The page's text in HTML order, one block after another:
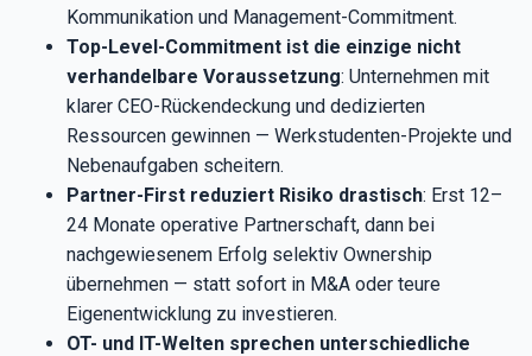
Kommunikation und Management-Commitment.
Top-Level-Commitment ist die einzige nicht
verhandelbare Voraussetzung: Unternehmen mit
klarer CEO-Rückendeckung und dedizierten
Ressourcen gewinnen — Werkstudenten-Projekte und
Nebenaufgaben scheitern.
Partner-First reduziert Risiko drastisch: Erst 12–
24 Monate operative Partnerschaft, dann bei
nachgewiesenem Erfolg selektiv Ownership
übernehmen — statt sofort in M&A oder teure
Eigenentwicklung zu investieren.
OT- und IT-Welten sprechen unterschiedliche